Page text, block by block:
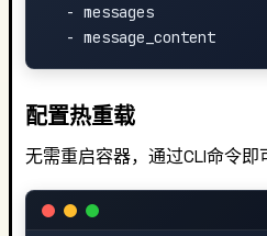
  - messages
配置热重载
无需重启容器，通过CLI命令即